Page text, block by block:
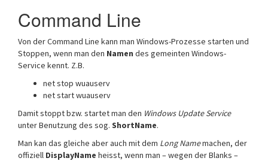
Command Line
Von der Command Line kann man Windows-Prozesse starten und
Stoppen, wenn man den Namen des gemeinten Windows-
Service kennt. Z.B.
net stop wuauserv
net start wuauserv
Damit stoppt bzw. startet man den Windows Update Service
unter Benutzung des sog. ShortName.
Man kan das gleiche aber auch mit dem Long Namemachen, der
offiziell DisplayName heisst, wenn man – wegen der Blanks –